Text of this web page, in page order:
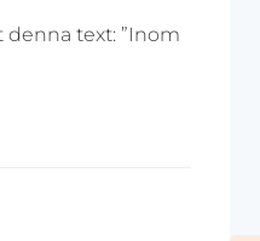
denna text: ”Inom